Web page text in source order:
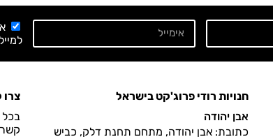
למייל
חנויות רודי פרוג'קט בישראל
אבן יהודה
כתובת: אבן יהודה, מתחם תחנת דלק, כביש
בכל
קשר